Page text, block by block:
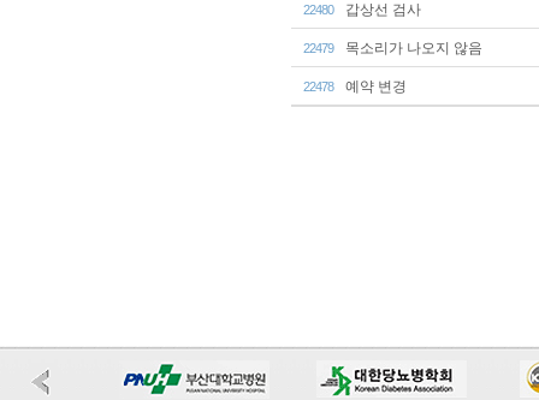
22480 갑상선 검사
22479 목소리가 나오지 않음
22478 예약 변경